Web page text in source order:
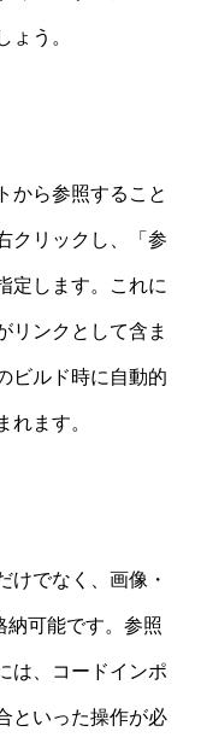
ょう。
から参照すること
クリックし、「参
定します。これに
リンクとして含ま
ビルド時に自動的
れます。
けでなく、画像・
納可能です。参照
は、コードインポ
といった操作が必